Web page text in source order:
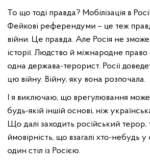
То що тоді правда? Мобілізація в
Фейкові референдуми – це теж
війни. Це правда. Але Росія не
історії. Людство й міжнародне право
одна держава-терорист. Росії
цю війну. Війну, яку вона розпочала.
І я виключаю, що врегулювання може
будь-якій іншій основі, ніж
Що далі заходить російський
ймовірність, що взагалі хто-небудь у
один стіл із Росією.